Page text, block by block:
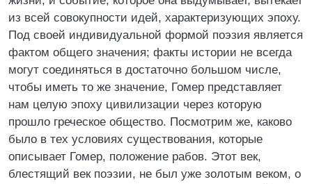
из всей совокупности идей, характеризующих эпоху.
Под своей индивидуальной формой поэзия является
фактом общего значения; факты истории не всегда
могут соединяться в достаточно большом числе,
чтобы иметь то же значение, Гомер представляет
нам целую эпоху цивилизации через которую
прошло греческое общество. Посмотрим же, каково
было в тех условиях существования, которые
описывает Гомер, положение рабов. Этот век,
блестящий век поэзии, не был уже золотым веком, о